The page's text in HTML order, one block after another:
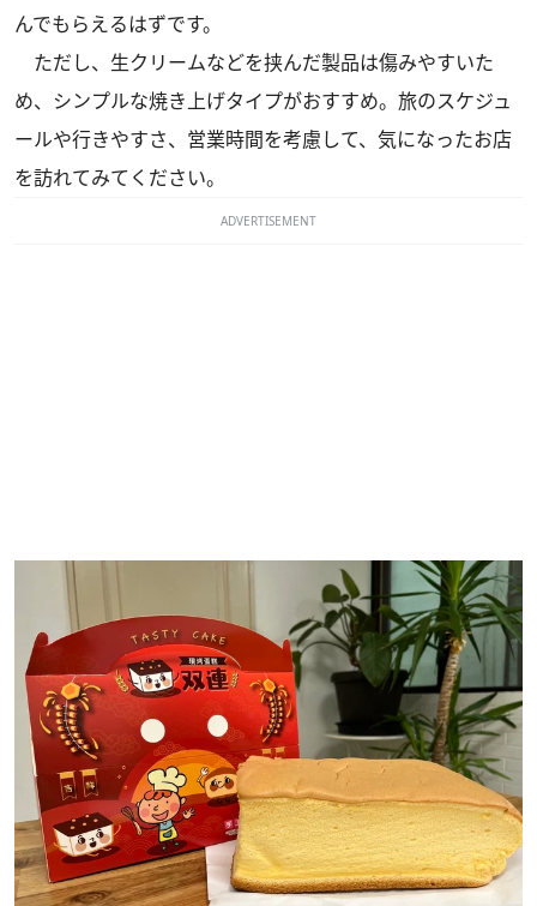
んでもらえるはずです。
ただし、生クリームなどを挟んだ製品は傷みやすいた
め、シンプルな焼き上げタイプがおすすめ。旅のスケジュ
ールや行きやすさ、営業時間を考慮して、気になったお店
を訪れてみてください。
ADVERTISEMENT